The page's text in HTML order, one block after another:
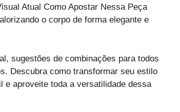
Atual Como Apostar Nessa Peça
o corpo de forma elegante e
sugestões de combinações para todos
Descubra como transformar seu estilo
e aproveite toda a versatilidade dessa